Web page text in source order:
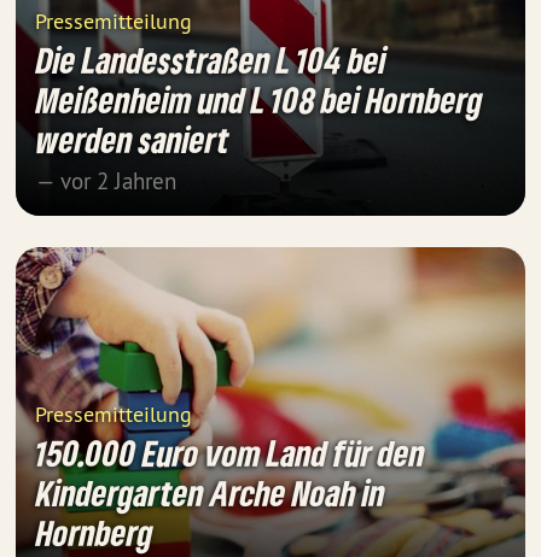
Pressemitteilung
Die Landesstraßen L 104 bei
Meißenheim und L 108 bei Hornberg
werden saniert
— vor 2 Jahren
Pressemitteilung
150.000 Euro vom Land für den
Kindergarten Arche Noah in
Hornberg